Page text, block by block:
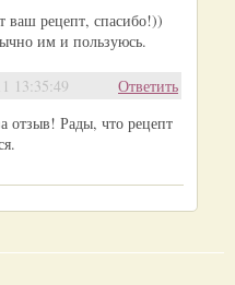
ваш рецепт, спасибо!))
им и пользуюсь.
Ответить
13:35:49
отзыв! Рады, что рецепт